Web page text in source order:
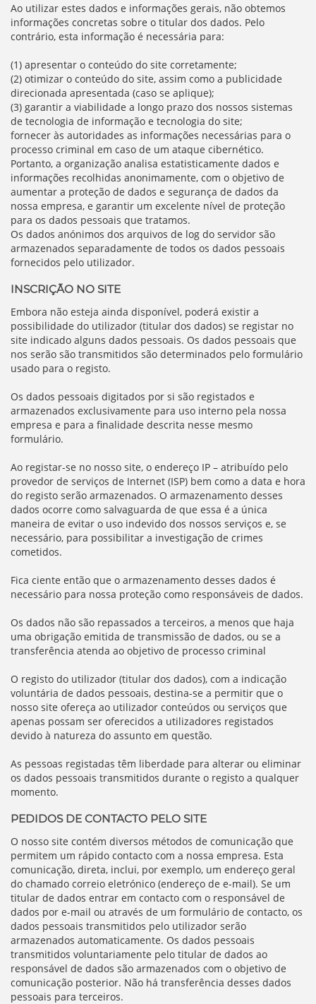
Ao utilizar estes dados e informações gerais, não obtemos
informações concretas sobre o titular dos dados. Pelo
contrário, esta informação é necessária para:
(1) apresentar o conteúdo do site corretamente;
(2) otimizar o conteúdo do site, assim como a publicidade
direcionada apresentada (caso se aplique);
(3) garantir a viabilidade a longo prazo dos nossos sistemas
de tecnologia de informação e tecnologia do site;
fornecer às autoridades as informações necessárias para o
processo criminal em caso de um ataque cibernético.
Portanto, a organização analisa estatisticamente dados e
informações recolhidas anonimamente, com o objetivo de
aumentar a proteção de dados e segurança de dados da
nossa empresa, e garantir um excelente nível de proteção
para os dados pessoais que tratamos.
Os dados anónimos dos arquivos de log do servidor são
armazenados separadamente de todos os dados pessoais
fornecidos pelo utilizador.
INSCRIÇÃO NO SITE
Embora não esteja ainda disponível, poderá existir a
possibilidade do utilizador (titular dos dados) se registar no
site indicado alguns dados pessoais. Os dados pessoais que
nos serão são transmitidos são determinados pelo formulário
usado para o registo.
Os dados pessoais digitados por si são registados e
armazenados exclusivamente para uso interno pela nossa
empresa e para a finalidade descrita nesse mesmo
formulário.
Ao registar-se no nosso site, o endereço IP – atribuído pelo
provedor de serviços de Internet (ISP) bem como a data e hora
do registo serão armazenados. O armazenamento desses
dados ocorre como salvaguarda de que essa é a única
maneira de evitar o uso indevido dos nossos serviços e, se
necessário, para possibilitar a investigação de crimes
cometidos.
Fica ciente então que o armazenamento desses dados é
necessário para nossa proteção como responsáveis de dados.
Os dados não são repassados a terceiros, a menos que haja
uma obrigação emitida de transmissão de dados, ou se a
transferência atenda ao objetivo de processo criminal
O registo do utilizador (titular dos dados), com a indicação
voluntária de dados pessoais, destina-se a permitir que o
nosso site ofereça ao utilizador conteúdos ou serviços que
apenas possam ser oferecidos a utilizadores registados
devido à natureza do assunto em questão.
As pessoas registadas têm liberdade para alterar ou eliminar
os dados pessoais transmitidos durante o registo a qualquer
momento.
PEDIDOS DE CONTACTO PELO SITE
O nosso site contém diversos métodos de comunicação que
permitem um rápido contacto com a nossa empresa. Esta
comunicação, direta, inclui, por exemplo, um endereço geral
do chamado correio eletrónico (endereço de e-mail). Se um
titular de dados entrar em contacto com o responsável de
dados por e-mail ou através de um formulário de contacto, os
dados pessoais transmitidos pelo utilizador serão
armazenados automaticamente. Os dados pessoais
transmitidos voluntariamente pelo titular de dados ao
responsável de dados são armazenados com o objetivo de
comunicação posterior. Não há transferência desses dados
pessoais para terceiros.